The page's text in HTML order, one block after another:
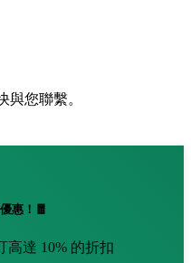
與您聯繫。
惠！🧧
高達 10% 的折扣